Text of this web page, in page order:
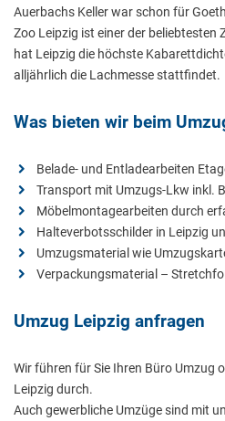
Auerbachs Keller war schon für
Zoo Leipzig ist einer der beliebtesten
hat Leipzig die höchste
alljährlich die Lachmesse stattfindet.
Was bieten wir beim
Belade- und Entladearbeiten
Transport mit Umzugs-Lkw inkl.
Möbelmontagearbeiten durch
Halteverbotsschilder in Leipzig
Umzugsmaterial wie
Verpackungsmaterial –
Umzug Leipzig anfragen
Wir führen für Sie Ihren Büro Umzug
Leipzig durch.
Auch gewerbliche Umzüge sind mit